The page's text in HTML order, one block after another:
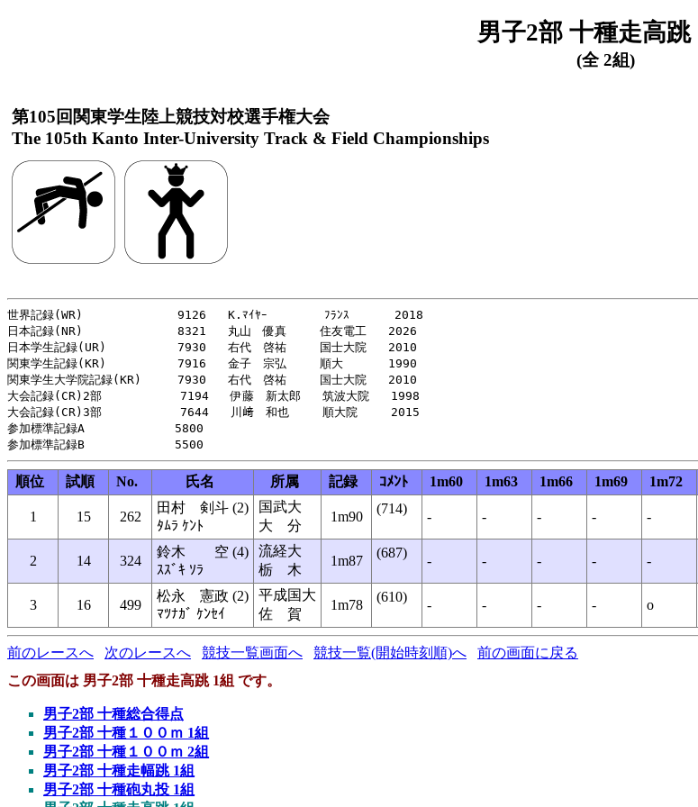
男子2部 十種走高跳
(全 2組)
第105回関東学生陸上競技対校選手権大会
The 105th Kanto Inter-University Track & Field Championships
世界記録(WR)     　　　　　9126   K.ﾏｲﾔｰ   　　　ﾌﾗﾝｽ   　　2018
日本記録(NR)    　　　　　 8321   丸山　優真  　 住友電工   2026
日本学生記録(UR)    　　　 7930   右代　啓祐   　国士大院   2010
関東学生記録(KR)     　　　7916   金子　宗弘   　順大  　　 1990
関東学生大学院記録(KR)     7930   右代　啓祐   　国士大院   2010
大会記録(CR)2部     　　　 7194   伊藤　新太郎   筑波大院   1998
大会記録(CR)3部     　　 　7644   川﨑　和也   　順大院   　2015
参加標準記録A     　　　　 5800
順位 試順 No. 氏名 所属 記録 ｺﾒﾝﾄ 1m60 1m63 1m66 1m69 1m72
1 15 262
田村 剣斗 (2)
ﾀﾑﾗ ｹﾝﾄ
国武大
大 分
1m90
(714)
- - - - -
2 14 324
鈴木 空 (4)
ｽｽﾞｷ ｿﾗ
流経大
栃 木
1m87
(687)
- - - - -
3 16 499
松永 憲政 (2)
ﾏﾂﾅｶﾞ ｹﾝｾｲ
平成国大
佐 賀
1m78
(610)
- - - - o
前のレースへ 次のレースへ 競技一覧画面へ 競技一覧(開始時刻順)へ
前の画面に戻る
この画面は 男子2部 十種走高跳 1組 です。
男子2部 十種総合得点
男子2部 十種１００ｍ 1組
男子2部 十種１００ｍ 2組
男子2部 十種走幅跳 1組
男子2部 十種砲丸投 1組